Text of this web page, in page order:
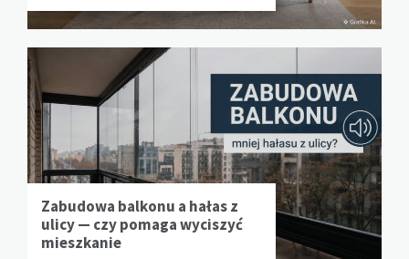
Zabudowa balkonu a hałas z
ulicy — czy pomaga wyciszyć
mieszkanie